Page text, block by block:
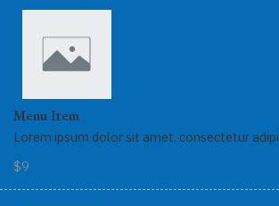
Menu Item
Lorem ipsum dolor sit amet, consectetur
$9